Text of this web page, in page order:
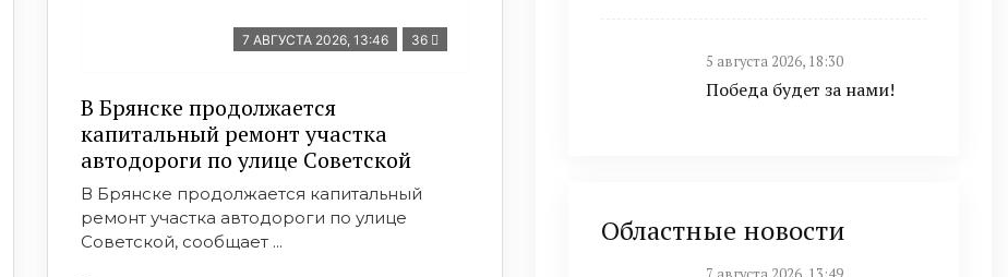
7 АВГУСТА 2026, 13:46 36
В Брянске продолжается
капитальный ремонт участка
автодороги по улице Советской
В Брянске продолжается капитальный
ремонт участка автодороги по улице
Советской, сообщает ...
5 августа 2026, 18:30
Победа будет за нами!
Областные новости